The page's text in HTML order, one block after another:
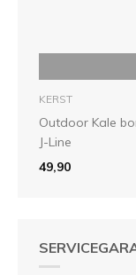
KERST
Outdoor Kale
J-Line
49,90